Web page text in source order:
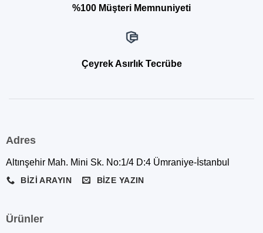
%100 Müşteri Memnuniyeti
Çeyrek Asırlık Tecrübe
Adres
Altınşehir Mah. Mini Sk. No:1/4 D:4 Ümraniye-İstanbul
BIZI ARAYIN BIZE YAZIN
Ürünler